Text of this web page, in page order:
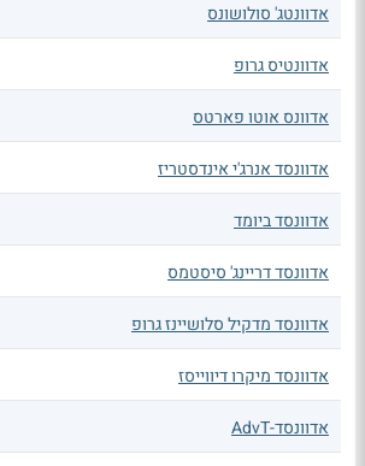
אדוונטג' סולושונס
אדוונטיס גרופ
אדוונס אוטו פארטס
אדוונסד אנרג'י אינדסטריז
אדוונסד ביומד
אדוונסד דריינג' סיסטמס
אדוונסד מדקיל סלושיינז גרופ
אדוונסד מיקרו דיווייסז
אדוונסד-AdvT